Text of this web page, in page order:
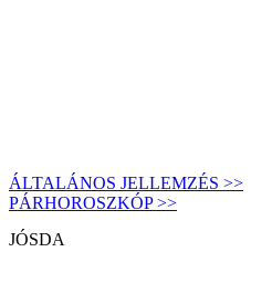
ÁLTALÁNOS JELLEMZÉS >>
PÁRHOROSZKÓP >>
JÓSDA